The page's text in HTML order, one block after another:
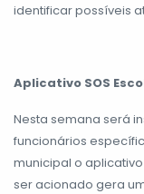
identificar possíveis
Aplicativo SOS
Nesta semana será
funcionários
municipal o
ser acionado gera